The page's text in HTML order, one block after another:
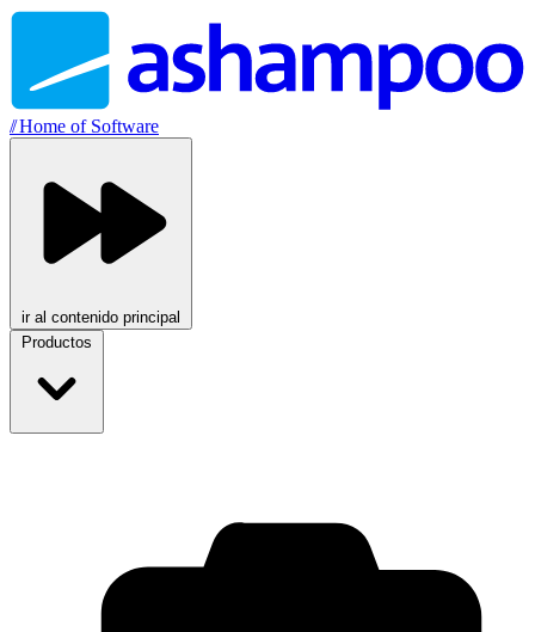
//Home of Software
ir al contenido principal
Productos